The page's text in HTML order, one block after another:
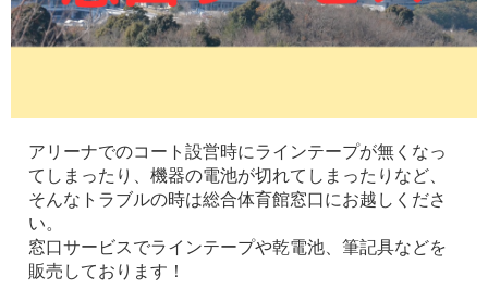
アリーナでのコート設営時にラインテープが無くなっ
てしまったり、機器の電池が切れてしまったりなど、
そんなトラブルの時は総合体育館窓口にお越しくださ
い。
窓口サービスでラインテープや乾電池、筆記具などを
販売しております！